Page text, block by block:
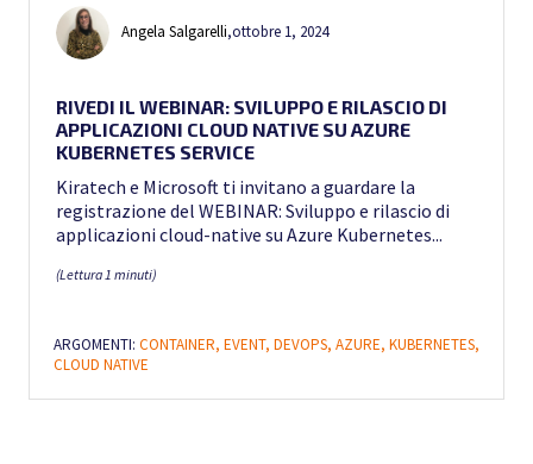
Angela Salgarelli,ottobre 1, 2024
RIVEDI IL WEBINAR: SVILUPPO E RILASCIO DI
APPLICAZIONI CLOUD NATIVE SU AZURE
KUBERNETES SERVICE
Kiratech e Microsoft ti invitano a guardare la
registrazione del WEBINAR: Sviluppo e rilascio di
applicazioni cloud-native su Azure Kubernetes...
(Lettura 1 minuti)
ARGOMENTI: CONTAINER, EVENT, DEVOPS, AZURE, KUBERNETES,
CLOUD NATIVE